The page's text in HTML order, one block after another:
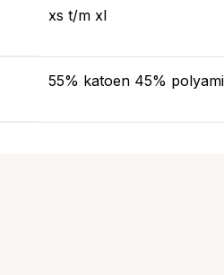
xs t/m xl
55% katoen 45%